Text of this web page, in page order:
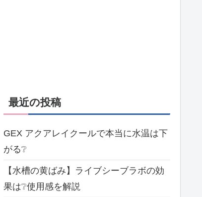
最近の投稿
GEX アクアレイクールで本当に水温は下
がる❔
【水槽の黄ばみ】ライブシーブラボの効
果は❔使用感を解説